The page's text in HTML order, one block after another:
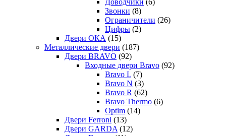
Звонки (8)
Ограничители (26)
Цифры (2)
Двери ОКА (15)
Металлические двери (187)
Двери BRAVO (92)
Входные двери Bravo (92)
Bravo L (7)
Bravo N (3)
Bravo R (62)
Bravo Thermo (6)
Optim (14)
Двери Ferroni (13)
Двери GARDA (12)